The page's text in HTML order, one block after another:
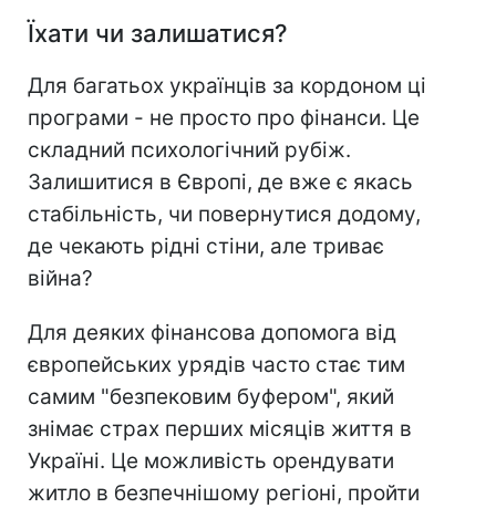
Їхати чи залишатися?
Для багатьох українців за кордоном ці
програми - не просто про фінанси. Це
складний психологічний рубіж.
Залишитися в Європі, де вже є якась
стабільність, чи повернутися додому,
де чекають рідні стіни, але триває
війна?
Для деяких фінансова допомога від
європейських урядів часто стає тим
самим "безпековим буфером", який
знімає страх перших місяців життя в
Україні. Це можливість орендувати
житло в безпечнішому регіоні, пройти